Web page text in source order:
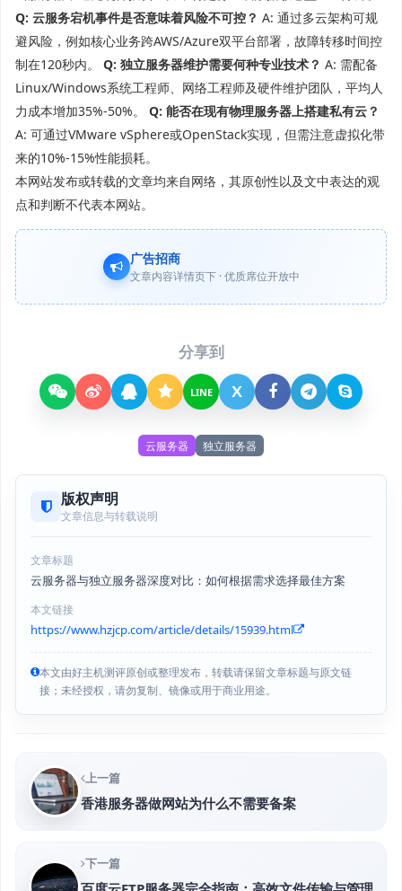
Q: 云服务宕机事件是否意味着风险不可控？ A: 通过多云架构可规
避风险，例如核心业务跨AWS/Azure双平台部署，故障转移时间控
制在120秒内。 Q: 独立服务器维护需要何种专业技术？ A: 需配备
Linux/Windows系统工程师、网络工程师及硬件维护团队，平均人
力成本增加35%-50%。 Q: 能否在现有物理服务器上搭建私有云？
A: 可通过VMware vSphere或OpenStack实现，但需注意虚拟化带
来的10%-15%性能损耗。
本网站发布或转载的文章均来自网络，其原创性以及文中表达的观
点和判断不代表本网站。
广告招商
文章内容详情页下 · 优质席位开放中
分享到
LINE X
云服务器 独立服务器
版权声明
文章信息与转载说明
文章标题
云服务器与独立服务器深度对比：如何根据需求选择最佳方案
本文链接
https://www.hzjcp.com/article/details/15939.html
本文由好主机测评原创或整理发布，转载请保留文章标题与原文链
接；未经授权，请勿复制、镜像或用于商业用途。
上一篇
香港服务器做网站为什么不需要备案
下一篇